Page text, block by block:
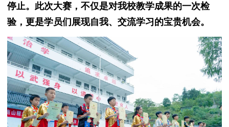
停止。此次大赛，不仅是对我校教学成果的一次检
验，更是学员们展现自我、交流学习的宝贵机会。